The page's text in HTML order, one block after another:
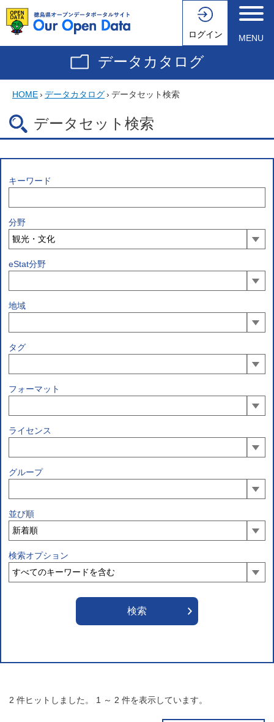
ログイン MENU
データカタログ
HOME› データカタログ› データセット検索
データセット検索
キーワード
分野
eStat分野
地域
タグ
フォーマット
ライセンス
グループ
並び順
検索オプション
2 件ヒットしました。 1 ～ 2 件を表示しています。